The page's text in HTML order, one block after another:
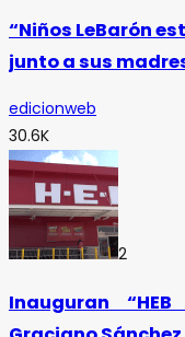
“Niños LeBarón
junto a sus
edicionweb
30.6K
2
Inauguran